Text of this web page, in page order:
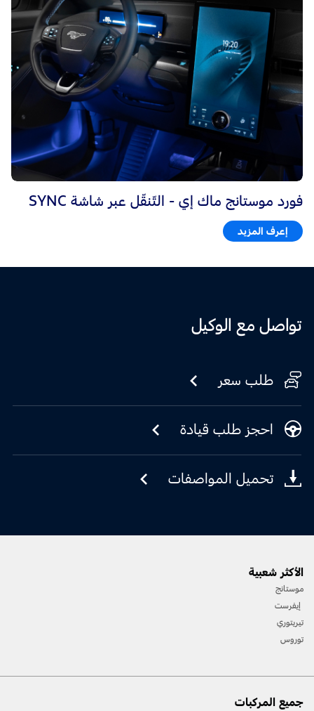
فورد موستانج ماك إي - التّنقّل عبر شاشة SYNC
إعرف المزيد
تواصل مع الوكيل
طلب سعر
احجز طلب قيادة
تحميل المواصفات
الأكثر شعبية
موستانج
إيفرست
تيريتوري
توروس
جميع المركبات